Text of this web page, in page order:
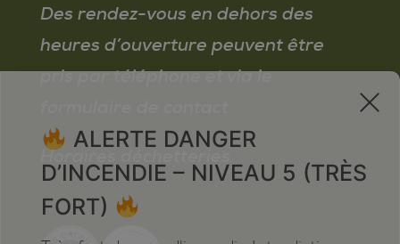
Des rendez-vous en dehors des
heures d’ouverture peuvent être
pris par téléphone et via le
Horaires déchetteries
x
ALERTE DANGER
D’INCENDIE – NIVEAU 5 (TRÈS
FORT)